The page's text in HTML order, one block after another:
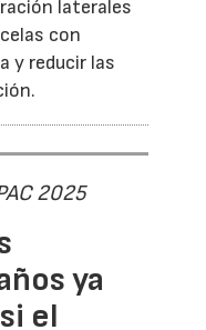
laterales
con
y reducir las
2025
ya
el